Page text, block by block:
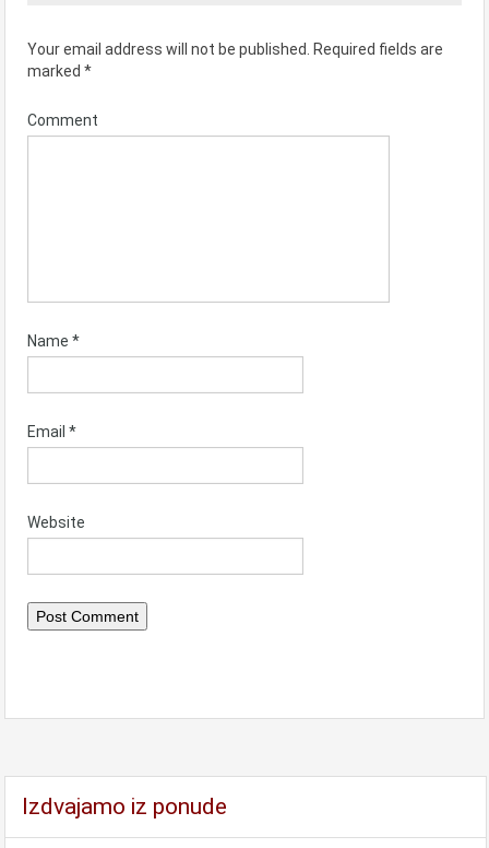
Your email address will not be published.
Required fields are
marked *
Comment
Name *
Email *
Website
Izdvajamo iz ponude